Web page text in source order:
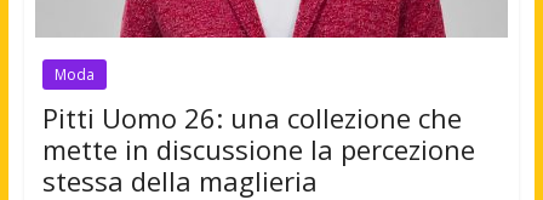
Moda
Pitti Uomo 26: una collezione che
mette in discussione la percezione
stessa della maglieria